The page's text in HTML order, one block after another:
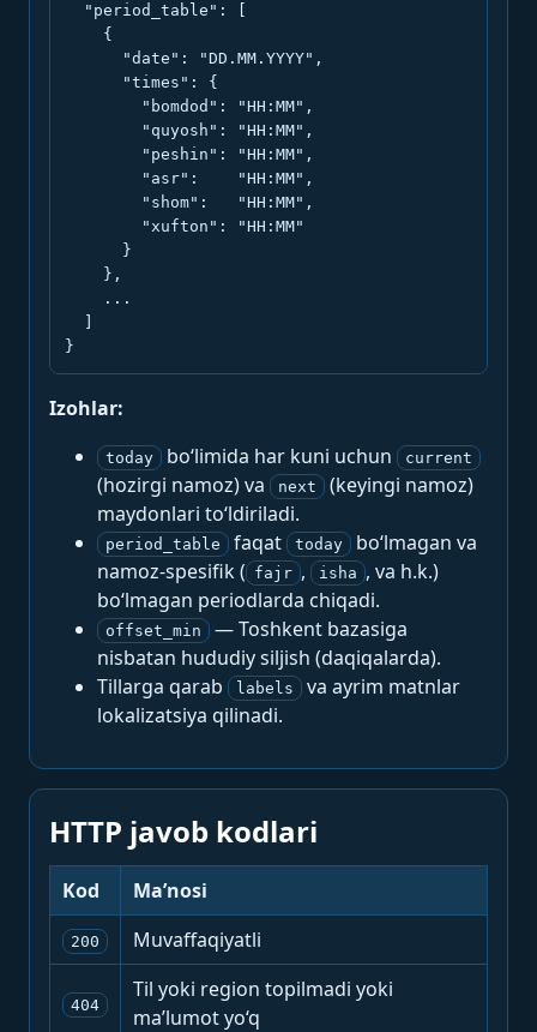
  "period_table": [
    {
      "date": "DD.MM.YYYY",
      "times": {
        "bomdod": "HH:MM",
        "quyosh": "HH:MM",
        "peshin": "HH:MM",
        "asr":    "HH:MM",
        "shom":   "HH:MM",
        "xufton": "HH:MM"
      }
    },
    ...
}
Izohlar:
today bo‘limida har kuni uchun current
(hozirgi namoz) va next
(keyingi namoz)
maydonlari to‘ldiriladi.
period_table faqat today
bo‘lmagan va
namoz-spesifik ( fajr , isha , va h.k.)
bo‘lmagan periodlarda chiqadi.
offset_min
— Toshkent bazasiga
nisbatan hududiy siljish (daqiqalarda).
Tillarga qarab
labels
va ayrim matnlar
lokalizatsiya qilinadi.
HTTP javob kodlari
Kod Ma’nosi
200 Muvaffaqiyatli
404
Til yoki region topilmadi yoki
ma’lumot yo‘q